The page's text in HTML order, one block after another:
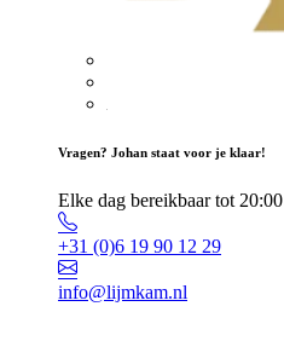
Vragen? Johan staat voor je klaar!
Elke dag bereikbaar tot 20:00
+31 (0)6 19 90 12 29
info@lijmkam.nl